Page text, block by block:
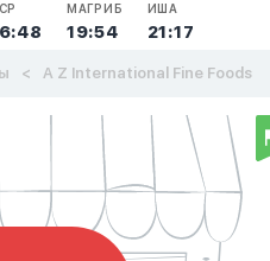
МАГРИБ
19:54
ИША
21:17
A Z International Fine Foods